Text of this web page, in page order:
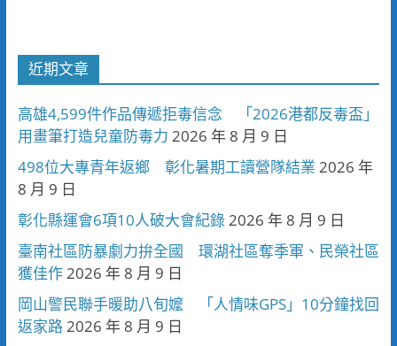
近期文章
高雄4,599件作品傳遞拒毒信念 「2026港都反毒盃」
用畫筆打造兒童防毒力 2026 年 8 月 9 日
498位大專青年返鄉 彰化暑期工讀營隊結業 2026 年
8 月 9 日
彰化縣運會6項10人破大會紀錄2026 年 8 月 9 日
臺南社區防暴劇力拚全國 環湖社區奪季軍、民榮社區
獲佳作2026 年 8 月 9 日
岡山警民聯手暖助八旬嬤 「人情味GPS」10分鐘找回
返家路2026 年 8 月 9 日